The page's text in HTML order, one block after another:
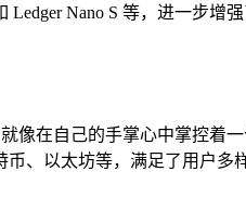
Nano S 等，进一步增
像在自己的手掌心中掌控着
、以太坊等，满足了用户多